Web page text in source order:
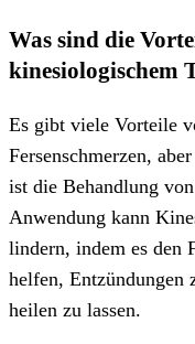
Was sind die
kinesiologischem
Es gibt viele Vorteile
Fersenschmerzen,
ist die Behandlung
Anwendung kann
lindern, indem es den
helfen, Entzündungen
heilen zu lassen.